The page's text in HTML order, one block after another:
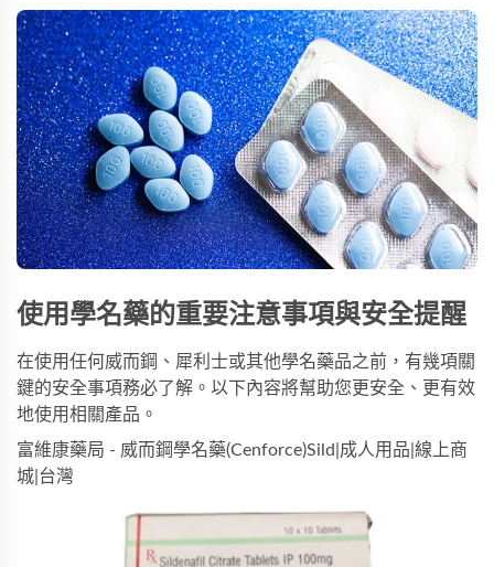
使用學名藥的重要注意事項與安全提醒
在使用任何 威而鋼 、 犀利士或其他學名藥品之前，有幾項關
鍵的安全事項務必了解。以下內容將幫助您更安全、更有效
地使用相關產品。
富維康藥局 - 威而鋼學名藥(Cenforce)Sild|成人用品|線上商
城|台灣